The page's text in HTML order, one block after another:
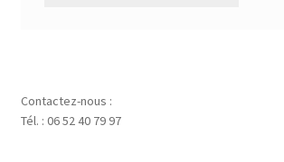
Contactez-nous :
Tél. : 06 52 40 79 97